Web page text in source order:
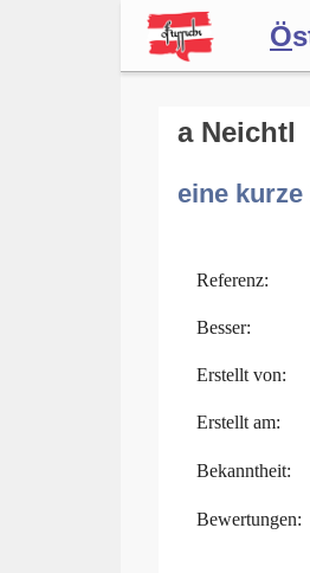
Ö
Forum
Blog
a Neichtl
eine kurze
Referenz:
Besser:
Erstellt von:
Erstellt am:
Bekanntheit:
Bewertungen: